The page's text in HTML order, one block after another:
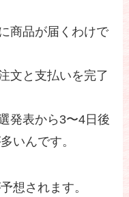
商品が届くわけで
文と支払いを完了
発表から3〜4日後
いんです。
想されます。